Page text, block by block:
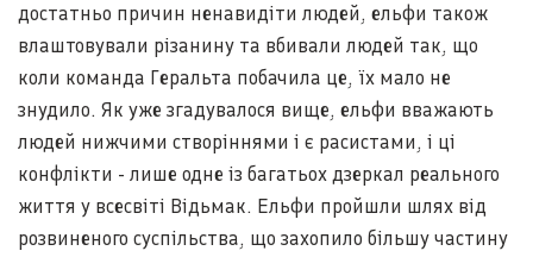
достатньо причин ненавидіти людей, ельфи також
влаштовували різанину та вбивали людей так, що
коли команда Геральта побачила це, їх мало не
знудило. Як уже згадувалося вище, ельфи вважають
людей нижчими створіннями і є расистами, і ці
конфлікти - лише одне із багатьох дзеркал реального
життя у всесвіті Відьмак. Ельфи пройшли шлях від
розвиненого суспільства, що захопило більшу частину